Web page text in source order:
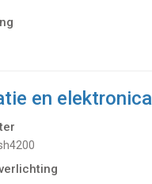
en elektronica